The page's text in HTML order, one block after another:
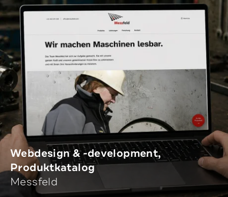
Webdesign & -development,
Produktkatalog
Messfeld